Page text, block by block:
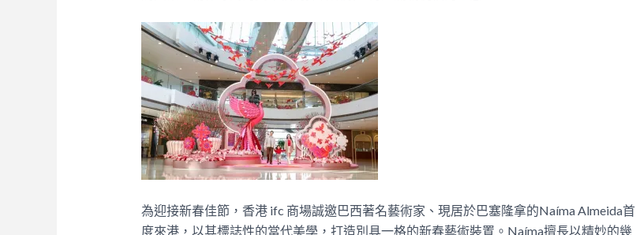
為迎接新春佳節，香港 ifc 商場誠邀巴西著名藝術家、現居於巴塞隆拿的Naíma Almeida首
度來港，以其標誌性的當代美學，打造別具一格的新春藝術裝置。Naíma擅長以精妙的幾